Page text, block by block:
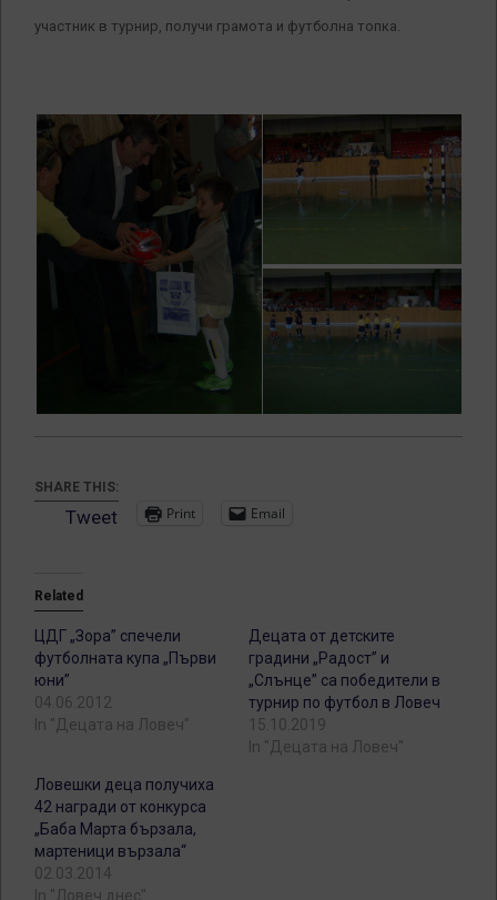
участник в турнир, получи грамота и футболна топка.
SHARE THIS:
Tweet Print Email
Related
ЦДГ „Зора” спечели
футболната купа „Първи
юни”
04.06.2012
In "Децата на Ловеч"
Децата от детските
градини „Радост” и
„Слънце” са победители в
турнир по футбол в Ловеч
15.10.2019
In "Децата на Ловеч"
Ловешки деца получиха
42 награди от конкурса
„Баба Марта бързала,
мартеници вързала“
02.03.2014
In "Ловеч днес"